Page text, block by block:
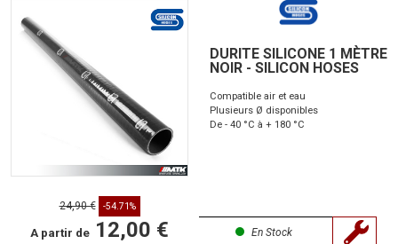
DURITE SILICONE 1 MÈTRE
NOIR - SILICON HOSES
Compatible air et eau
Plusieurs Ø disponibles
De - 40 °C à + 180 °C
24,90 € -54.71%
A partir de 12,00 € En Stock